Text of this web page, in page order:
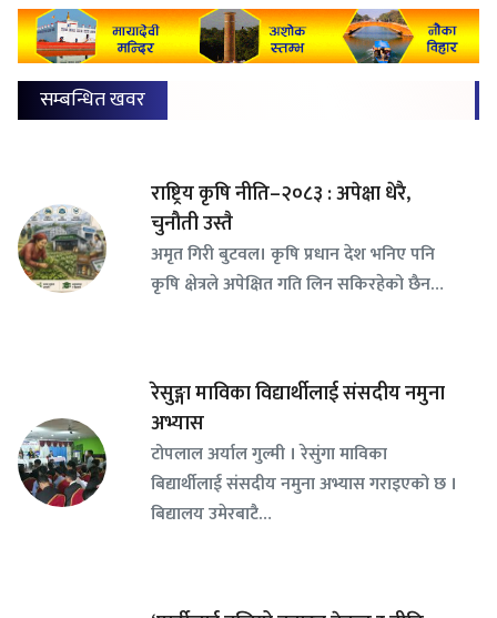
सम्बन्धित खवर
राष्ट्रिय कृषि नीति–२०८३ : अपेक्षा धेरै,
चुनौती उस्तै
अमृत गिरी बुटवल। कृषि प्रधान देश भनिए पनि
कृषि क्षेत्रले अपेक्षित गति लिन सकिरहेको छैन…
रेसुङ्गा माविका विद्यार्थीलाई संसदीय नमुना
अभ्यास
टोपलाल अर्याल गुल्मी । रेसुंगा माविका
बिद्यार्थीलाई संसदीय नमुना अभ्यास गराइएको छ ।
बिद्यालय उमेरबाटै…